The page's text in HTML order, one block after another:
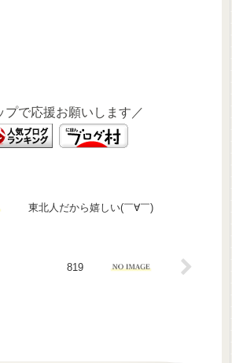
プで応援お願いします／
東北人だから嬉しい(￣∀￣)
819